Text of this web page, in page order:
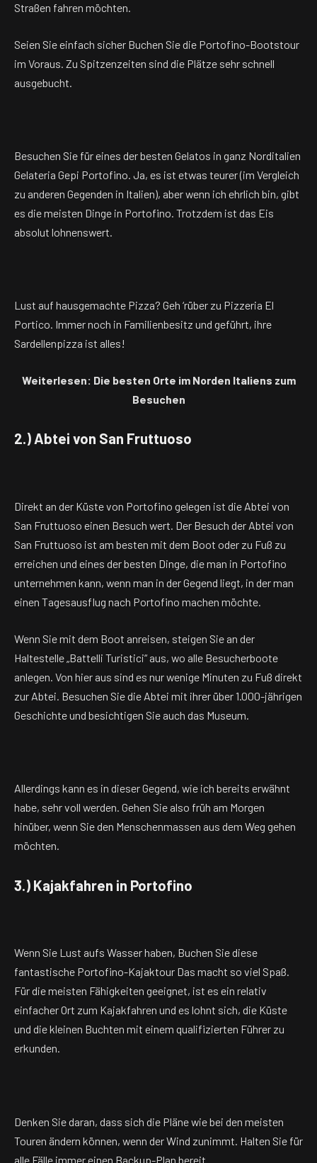
Straßen fahren möchten.
Seien Sie einfach sicher Buchen Sie die Portofino-Bootstour
im Voraus. Zu Spitzenzeiten sind die Plätze sehr schnell
ausgebucht.
Besuchen Sie für eines der besten Gelatos in ganz Norditalien
Gelateria Gepi Portofino. Ja, es ist etwas teurer (im Vergleich
zu anderen Gegenden in Italien), aber wenn ich ehrlich bin, gibt
es die meisten Dinge in Portofino. Trotzdem ist das Eis
absolut lohnenswert.
Lust auf hausgemachte Pizza? Geh ‘rüber zu Pizzeria El
Portico. Immer noch in Familienbesitz und geführt, ihre
Sardellenpizza ist alles!
Weiterlesen: Die besten Orte im Norden Italiens zum
Besuchen
2.) Abtei von San Fruttuoso
Direkt an der Küste von Portofino gelegen ist die Abtei von
San Fruttuoso einen Besuch wert. Der Besuch der Abtei von
San Fruttuoso ist am besten mit dem Boot oder zu Fuß zu
erreichen und eines der besten Dinge, die man in Portofino
unternehmen kann, wenn man in der Gegend liegt, in der man
einen Tagesausflug nach Portofino machen möchte.
Wenn Sie mit dem Boot anreisen, steigen Sie an der
Haltestelle „Battelli Turistici“ aus, wo alle Besucherboote
anlegen. Von hier aus sind es nur wenige Minuten zu Fuß direkt
zur Abtei. Besuchen Sie die Abtei mit ihrer über 1.000-jährigen
Geschichte und besichtigen Sie auch das Museum.
Allerdings kann es in dieser Gegend, wie ich bereits erwähnt
habe, sehr voll werden. Gehen Sie also früh am Morgen
hinüber, wenn Sie den Menschenmassen aus dem Weg gehen
möchten.
3.) Kajakfahren in Portofino
Wenn Sie Lust aufs Wasser haben, Buchen Sie diese
fantastische Portofino-Kajaktour Das macht so viel Spaß.
Für die meisten Fähigkeiten geeignet, ist es ein relativ
einfacher Ort zum Kajakfahren und es lohnt sich, die Küste
und die kleinen Buchten mit einem qualifizierten Führer zu
erkunden.
Denken Sie daran, dass sich die Pläne wie bei den meisten
Touren ändern können, wenn der Wind zunimmt. Halten Sie für
alle Fälle immer einen Backup-Plan bereit.